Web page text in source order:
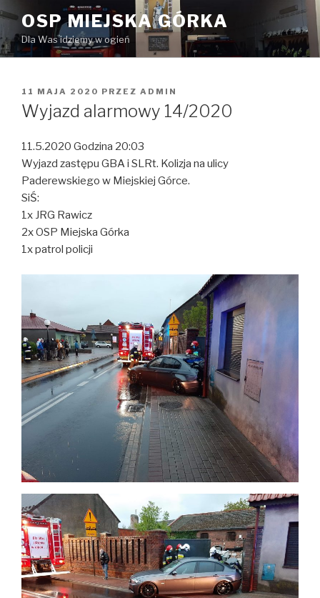
Przeskocz
treści
OSP MIEJSKA GÓRKA
Dla Was idziemy w ogień
OPUBLIKOWANE
W
11 MAJA 2020 PRZEZ ADMIN
Wyjazd alarmowy 14/2020
11.5.2020 Godzina 20:03
Wyjazd zastępu GBA i SLRt. Kolizja na ulicy
Paderewskiego w Miejskiej Górce.
SiŚ:
1x JRG Rawicz
2x OSP Miejska Górka
1x patrol policji